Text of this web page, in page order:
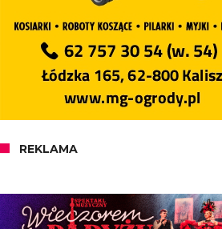
REKLAMA